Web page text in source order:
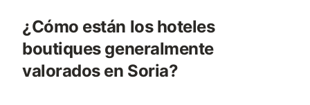
¿Cómo están los hoteles
boutiques generalmente
valorados en Soria?